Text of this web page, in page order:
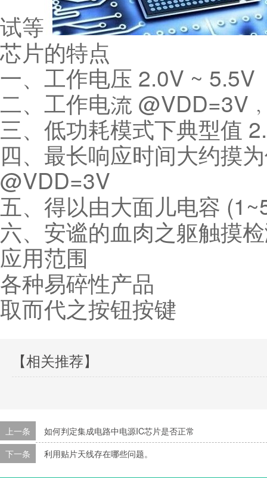
试等
芯片的特点
一、工作电压 2.0V ~ 5.5V
二、工作电流
三、低功耗模式下典型值
四、最长响应时间大约摸
@VDD=3V
五、得以由大面儿电容
六、安谧的血肉之躯触摸
应用范围
各种易碎性产品
取而代之按钮按键
【相关推荐】
上一条
如何判定集成电路中电源IC芯片是否正常
下一条
利用贴片天线存在哪些问题。